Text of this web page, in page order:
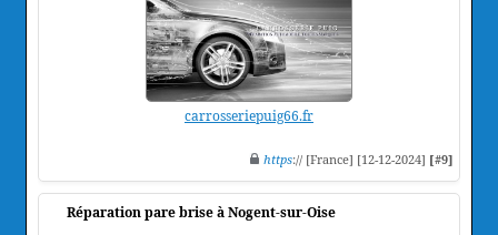
carrosseriepuig66.fr
https:// [France] [12-12-2024] [#9]
Réparation pare brise à Nogent-sur-Oise